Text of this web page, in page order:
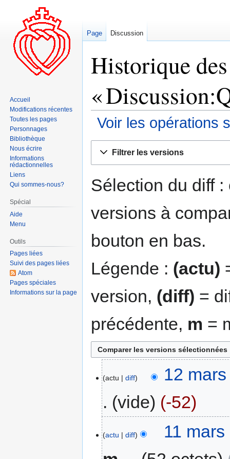
Historique
«
Voir les opérations
navigation
recherche
Filtrer les versions
Sélection du diff
versions à
bouton en bas.
Légende : (actu)
version, (diff) =
précédente, m =
actu diff
12
vide
-52
actu diff
11
Page Discussion
Accueil
Modifications récentes
Toutes les pages
Personnages
Bibliothèque
Nous écrire
Informations
rédactionnelles
Liens
Qui sommes-nous?
Spécial
Aide
Menu
Outils
Pages liées
Suivi des pages liées
Atom
Pages spéciales
Informations sur la page